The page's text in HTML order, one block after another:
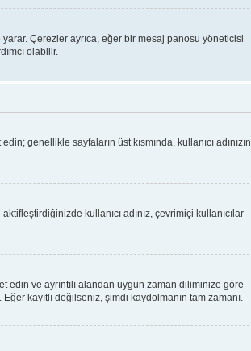
Çerezler ayrıca, eğer bir mesaj panosu yöneticisi
olabilir.
genellikle sayfaların üst kısmında, kullanıcı adınızın
kullanıcı adınız, çevrimiçi kullanıcılar
ve ayrıntılı alandan uygun zaman diliminize göre
kayıtlı değilseniz, şimdi kaydolmanın tam zamanı.